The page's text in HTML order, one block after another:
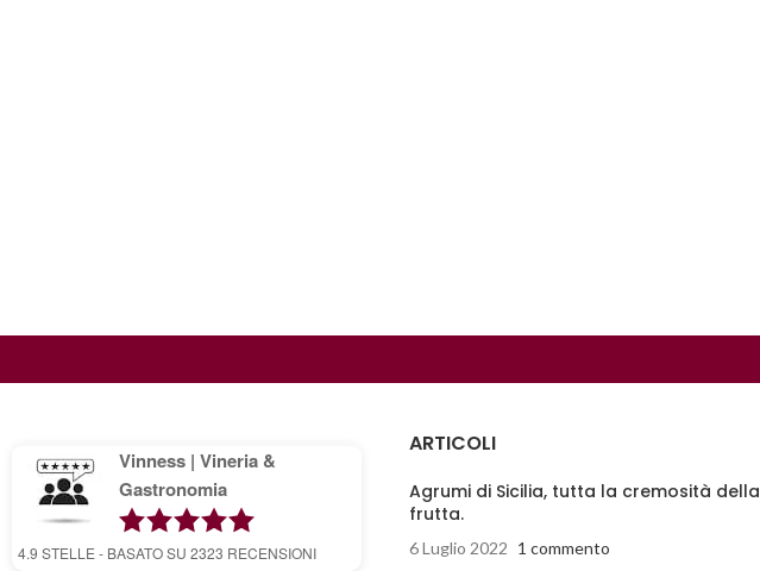
Vinness | Vineria &
Gastronomia
4.9 STELLE - BASATO SU 2323 RECENSIONI
ARTICOLI
Agrumi di Sicilia, tutta la cremosità della
frutta.
6 Luglio 2022 1 commento